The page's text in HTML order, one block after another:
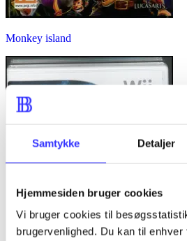
Samtykke Detaljer
Hjemmesiden bruger cookies
Vi bruger cookies til
brugervenlighed. Du kan til
Monkey island